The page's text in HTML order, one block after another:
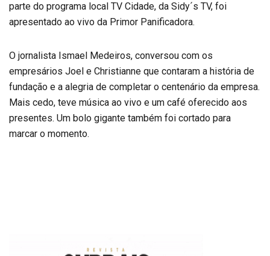
parte do programa local TV Cidade, da Sidy´s TV, foi
apresentado ao vivo da Primor Panificadora.
O jornalista Ismael Medeiros, conversou com os
empresários Joel e Christianne que contaram a história de
fundação e a alegria de completar o centenário da empresa.
Mais cedo, teve música ao vivo e um café oferecido aos
presentes. Um bolo gigante também foi cortado para
marcar o momento.